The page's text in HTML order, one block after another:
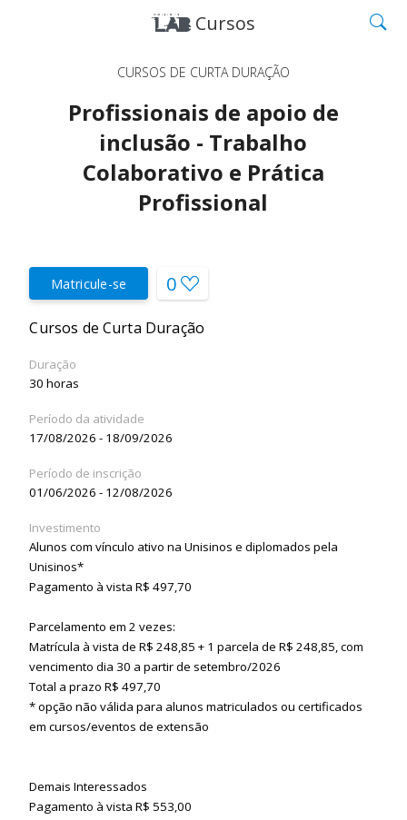
Cursos
CURSOS DE CURTA DURAÇÃO
Profissionais de apoio de
inclusão - Trabalho
Colaborativo e Prática
Profissional
Matricule-se 0
Cursos de Curta Duração
Duração
30 horas
Período da atividade
17/08/2026 - 18/09/2026
Período de inscrição
01/06/2026 - 12/08/2026
Investimento
Alunos com vínculo ativo na Unisinos e diplomados pela
Unisinos*
Pagamento à vista R$ 497,70
Parcelamento em 2 vezes:
Matrícula à vista de R$ 248,85 + 1 parcela de R$ 248,85, com
vencimento dia 30 a partir de setembro/2026
Total a prazo R$ 497,70
* opção não válida para alunos matriculados ou certificados
em cursos/eventos de extensão
Demais Interessados
Pagamento à vista R$ 553,00